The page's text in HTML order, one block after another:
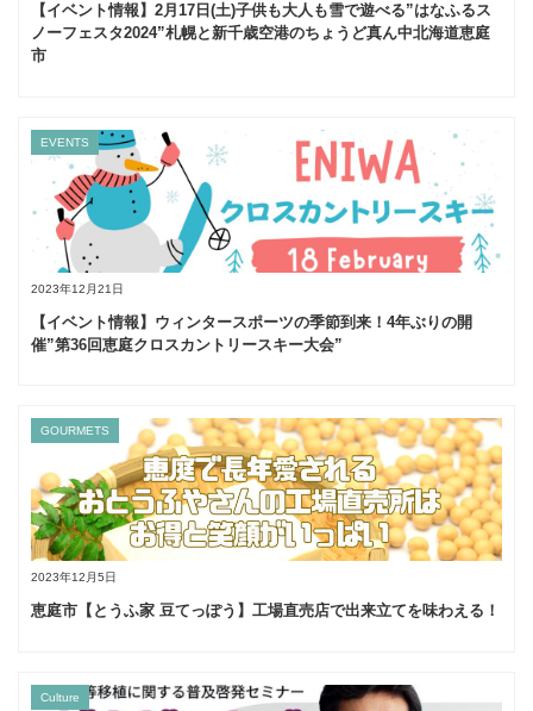
【イベント情報】2月17日(土)子供も大人も雪で遊べる”はなふるス
ノーフェスタ2024”札幌と新千歳空港のちょうど真ん中北海道恵庭
市
2023年12月21日
EVENTS
【イベント情報】ウィンタースポーツの季節到来！4年ぶりの開
催”第36回恵庭クロスカントリースキー大会”
2023年12月5日
GOURMETS
恵庭市【とうふ家 豆てっぽう】工場直売店で出来立てを味わえる！
Culture